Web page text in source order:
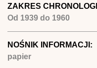
ZAKRES
Od 1939 do 1960
NOŚNIK INFORMACJI:
papier